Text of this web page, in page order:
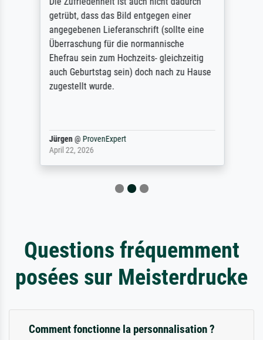
getrübt, dass das Bild entgegen einer
angegebenen Lieferanschrift (sollte eine
Überraschung für die normannische
Ehefrau sein zum Hochzeits- gleichzeitig
auch Geburtstag sein) doch nach zu Hause
zugestellt wurde.
Jürgen@ ProvenExpert
April 22, 2026
Questions fréquemment
posées sur Meisterdrucke
Comment fonctionne la personnalisation ?